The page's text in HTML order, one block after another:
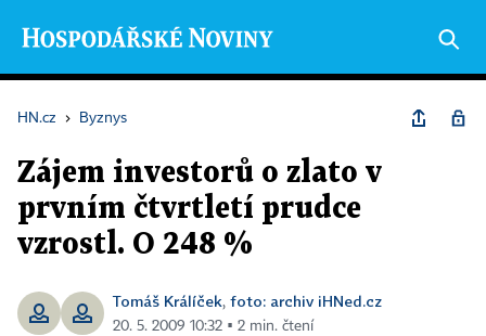
HN.cz › Byznys
Zájem investorů o zlato v
prvním čtvrtletí prudce
vzrostl. O 248 %
Tomáš Králíček, foto: archiv iHNed.cz
20. 5. 2009 10:32 ▪ 2 min. čtení